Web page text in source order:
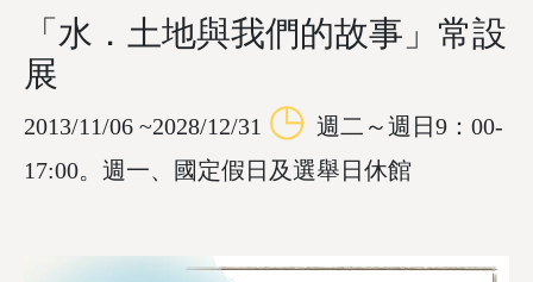
「水．土地與我們的故事」常設
展
2013/11/06 ~2028/12/31 ◷ 週二～週日9：00-
17:00。週一、國定假日及選舉日休館